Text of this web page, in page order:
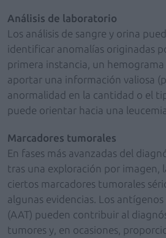
Análisis de laboratorio
Los análisis de sangre y orina
identificar anomalías originadas
primera instancia, un
aportar una información valiosa
anormalidad en la cantidad o el
puede orientar hacia una
Marcadores tumorales
En fases más avanzadas del
tras una exploración por imagen,
ciertos marcadores tumorales
algunas evidencias. Los
(AAT) pueden contribuir al
tumores y, en ocasiones,